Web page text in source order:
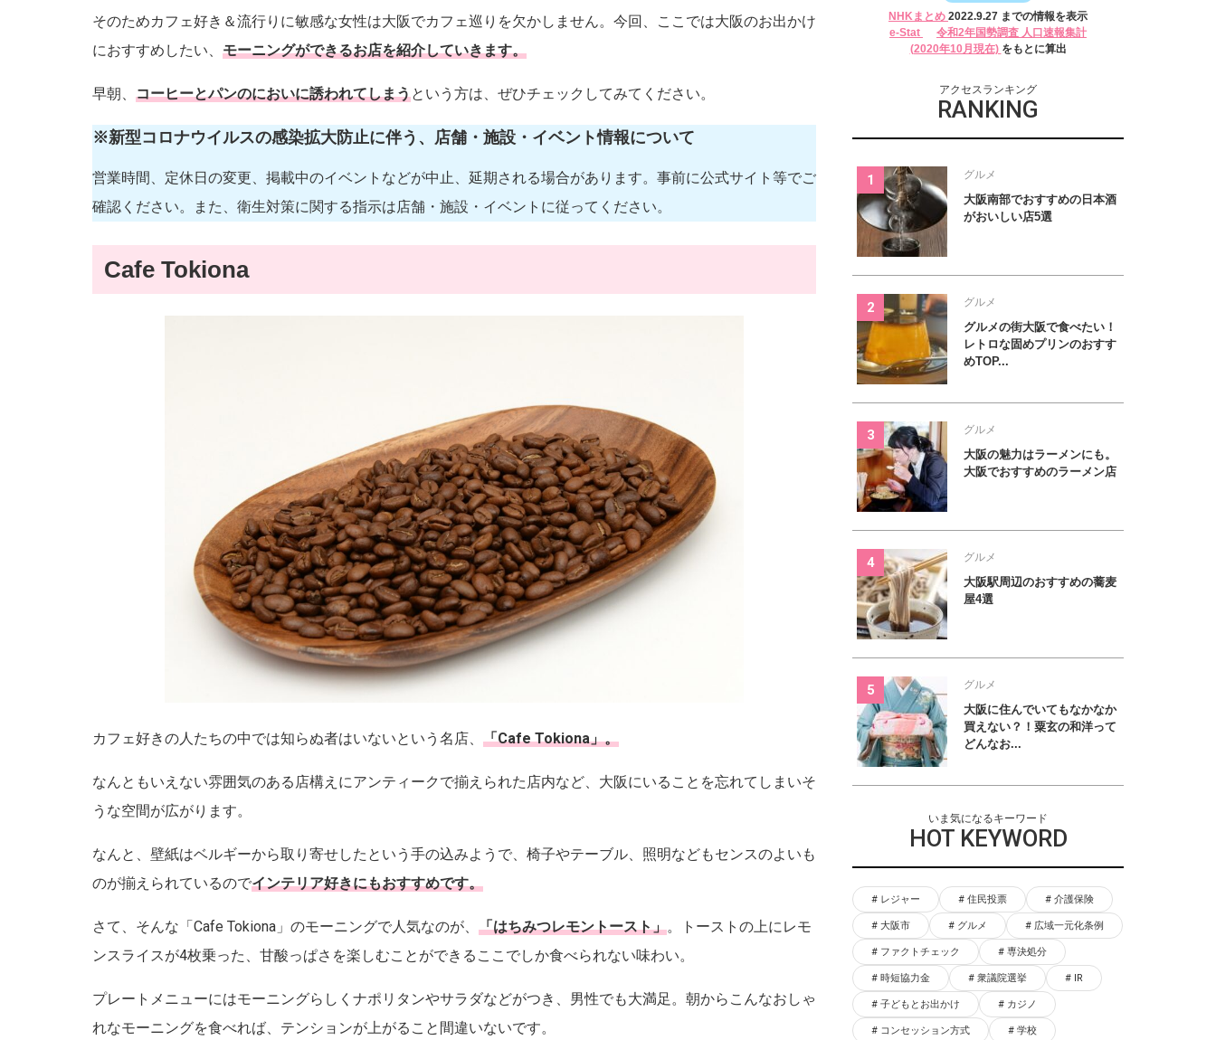
そのためカフェ好き＆流行りに敏感な女性は大阪でカフェ巡りを欠かしません。今回、ここでは大阪のお出かけ
におすすめしたい、 モーニングができるお店を紹介していきます。
早朝、 コーヒーとパンのにおいに誘われてしまうという方は、ぜひチェックしてみてください。
※新型コロナウイルスの感染拡大防止に伴う、店舗・施設・イベント情報について
営業時間、定休日の変更、掲載中のイベントなどが中止、延期される場合があります。事前に公式サイト等でご
確認ください。また、衛生対策に関する指示は店舗・施設・イベントに従ってください。
Cafe Tokiona
カフェ好きの人たちの中では知らぬ者はいないという名店、 「Cafe Tokiona」。
なんともいえない雰囲気のある店構えにアンティークで揃えられた店内など、大阪にいることを忘れてしまいそ
うな空間が広がります。
なんと、壁紙はベルギーから取り寄せしたという手の込みようで、椅子やテーブル、照明などもセンスのよいも
のが揃えられているのでインテリア好きにもおすすめです。
さて、そんな「Cafe Tokiona」のモーニングで人気なのが、 「はちみつレモントースト」。トーストの上にレモ
ンスライスが4枚乗った、甘酸っぱさを楽しむことができるここでしか食べられない味わい。
プレートメニューにはモーニングらしくナポリタンやサラダなどがつき、男性でも大満足。朝からこんなおしゃ
れなモーニングを食べれば、テンションが上がること間違いないです。
感染者数
620人
死亡者数
新規
232024
NHKまとめ 2022.9.27 までの情報を表示
e-Stat
令和2年国勢調査 人口速報集計
(2020年10月現在) をもとに算出
アクセスランキング
RANKING
グルメ
大阪南部でおすすめの日本酒
がおいしい店5選
グルメ
グルメの街大阪で食べたい！
レトロな固めプリンのおすす
めTOP...
グルメ
大阪の魅力はラーメンにも。
大阪でおすすめのラーメン店
グルメ
大阪駅周辺のおすすめの蕎麦
屋4選
グルメ
大阪に住んでいてもなかなか
買えない？！粟玄の和洋って
どんなお...
いま気になるキーワード
HOT KEYWORD
レジャー 住民投票 介護保険
大阪市 グルメ 広域一元化条例
ファクトチェック 専決処分
時短協力金 衆議院選挙 IR
子どもとお出かけ カジノ
コンセッション方式 学校